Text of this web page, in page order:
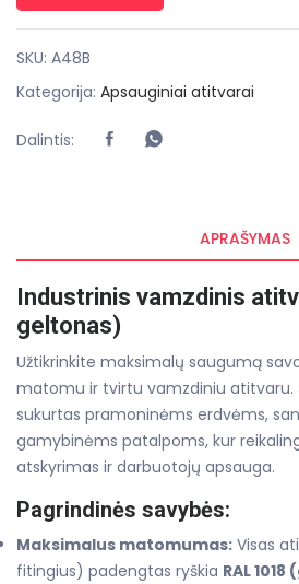
SKU: A48B
Kategorija: Apsauginiai atitvarai
Dalintis:
APRAŠYMAS
Industrinis vamzdinis
geltonas)
Užtikrinkite maksimalų saugumą
matomu ir tvirtu vamzdiniu atitvaru.
sukurtas pramoninėms erdvėms,
gamybinėms patalpoms, kur
atskyrimas ir darbuotojų apsauga.
Pagrindinės savybės:
Maksimalus matomumas: Visas
fitingius) padengtas ryškia RAL